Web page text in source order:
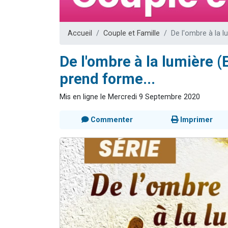
13
30
Il reste
12
29
Accueil Couple et Famille De l'ombre à la
De l'ombre à la lumière
prend forme...
Mis en ligne le Mercredi 9 Septembre 2020
Commenter Imprimer